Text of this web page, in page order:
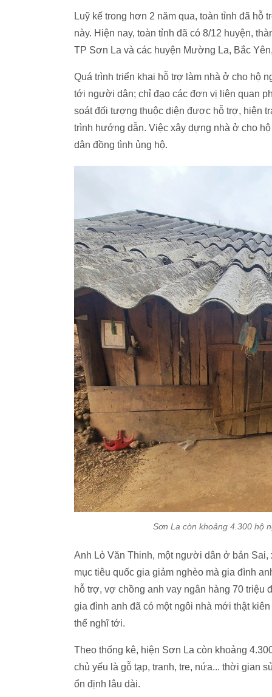
Luỹ kế trong hơn 2 năm qua, toàn tỉnh đã
này. Hiện nay, toàn tỉnh đã có 8/12 huyện,
TP Sơn La và các huyện Mường La, Bắc
Quá trình triển khai hỗ trợ làm nhà ở cho hộ
tới người dân; chỉ đạo các đơn vị liên quan
soát đối tượng thuộc diện được hỗ trợ, hiện
trình hướng dẫn. Việc xây dựng nhà ở cho
dân đồng tình ủng hộ.
Sơn La còn khoảng 4.300 hộ
Anh Lò Văn Thinh, một người dân ở bản
mục tiêu quốc gia giảm nghèo mà gia đình
hỗ trợ, vợ chồng anh vay ngân hàng 70 triệu
gia đình anh đã có một ngôi nhà mới thật
thể nghĩ tới.
Theo thống kê, hiện Sơn La còn khoảng
chủ yếu là gỗ tạp, tranh, tre, nứa... thời gian
ổn định lâu dài.